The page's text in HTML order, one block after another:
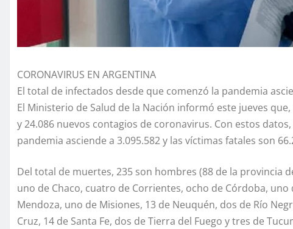
CORONAVIRUS EN ARGENTINA
El total de infectados desde que comenzó la pandemia
El Ministerio de Salud de la Nación informó este jueves
y 24.086 nuevos contagios de coronavirus. Con estos
pandemia asciende a 3.095.582 y las víctimas fatales son
Del total de muertes, 235 son hombres (88 de la provincia
uno de Chaco, cuatro de Corrientes, ocho de Córdoba, uno
Mendoza, uno de Misiones, 13 de Neuquén, dos de Río
Cruz, 14 de Santa Fe, dos de Tierra del Fuego y tres de